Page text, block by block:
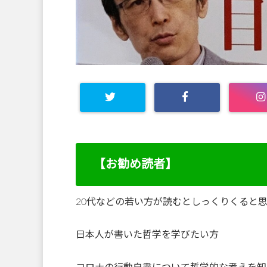
【お勧め読者】
20代などの若い方が読むとしっくりくると
日本人が書いた哲学を学びたい方